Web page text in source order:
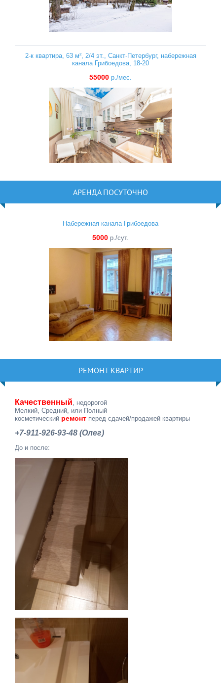
2-к квартира, 63 м², 2/4 эт., Санкт-Петербург, набережная
канала Грибоедова, 18-20
55000 р./мес.
АРЕНДА ПОСУТОЧНО
Набережная канала Грибоедова
5000 р./сут.
РЕМОНТ КВАРТИР
Качественный , недорогой
Мелкий, Средний, или Полный
косметический ремонт перед сдачей/продажей квартиры
+7-911-926-93-48 (Олег)
До и после: